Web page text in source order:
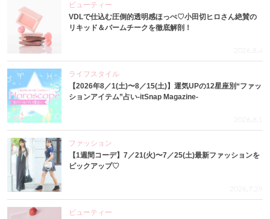
ビューティー
VDLで仕込む圧倒的透明感ほっぺ♡小田切ヒロさん絶賛の
リキッド＆バームチークを徹底解剖！
2026.8.4
ライフスタイル
【2026年8／1(土)〜8／15(土)】運気UPの12星座別“ファッ
ションアイテム”占い-itSnap Magazine-
2026.8.1
ファッション
【1週間コーデ】7／21(火)〜7／25(土)最新ファッションを
ピックアップ♡
2026.7.29
ビューティー